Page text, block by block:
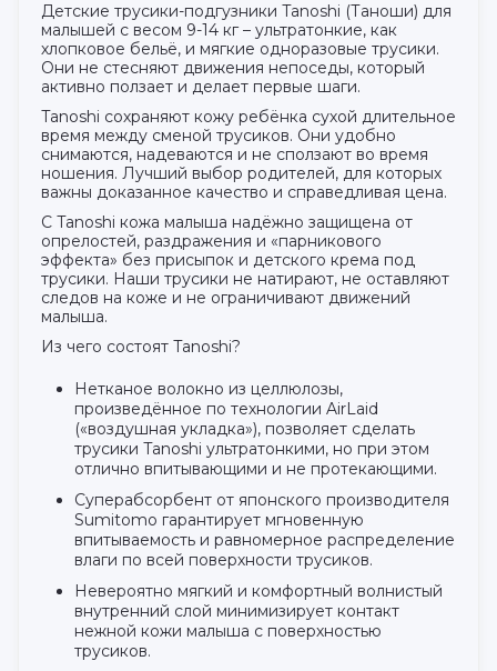
Детские трусики-подгузники Tanoshi (Таноши) для
малышей с весом 9-14 кг – ультратонкие, как
хлопковое бельё, и мягкие одноразовые трусики.
Они не стесняют движения непоседы, который
активно ползает и делает первые шаги.
Tanoshi сохраняют кожу ребёнка сухой длительное
время между сменой трусиков. Они удобно
снимаются, надеваются и не сползают во время
ношения. Лучший выбор родителей, для которых
важны доказанное качество и справедливая цена.
С Tanoshi кожа малыша надёжно защищена от
опрелостей, раздражения и «парникового
эффекта» без присыпок и детского крема под
трусики. Наши трусики не натирают, не оставляют
следов на коже и не ограничивают движений
малыша.
Из чего состоят Tanoshi?
Нетканое волокно из целлюлозы,
произведённое по технологии AirLaid
(«воздушная укладка»), позволяет сделать
трусики Tanoshi ультратонкими, но при этом
отлично впитывающими и не протекающими.
Суперабсорбент от японского производителя
Sumitomo гарантирует мгновенную
впитываемость и равномерное распределение
влаги по всей поверхности трусиков.
Невероятно мягкий и комфортный волнистый
внутренний слой минимизирует контакт
нежной кожи малыша с поверхностью
трусиков.